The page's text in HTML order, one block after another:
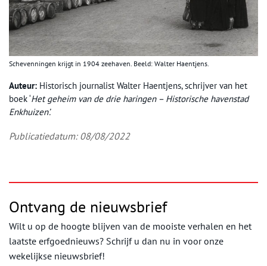
Schevenningen krijgt in 1904 zeehaven. Beeld: Walter Haentjens.
Auteur: Historisch journalist Walter Haentjens, schrijver van het
boek ‘Het geheim van de drie haringen – Historische havenstad
Enkhuizen’.
Publicatiedatum: 08/08/2022
Ontvang de nieuwsbrief
Wilt u op de hoogte blijven van de mooiste verhalen en het
laatste erfgoednieuws? Schrijf u dan nu in voor onze
wekelijkse nieuwsbrief!